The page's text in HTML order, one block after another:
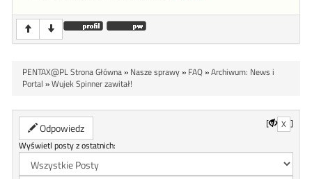
PENTAX@PL Strona Główna» Nasze sprawy» FAQ»Archiwum: News i
Portal »Wujek Spinner zawitał!
Odpowiedz [ X ]
Wyświetl posty z ostatnich: